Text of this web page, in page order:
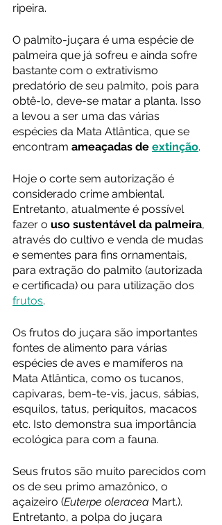
ripeira.
O palmito-juçara é uma espécie de
palmeira que já sofreu e ainda sofre
bastante com o extrativismo
predatório de seu palmito, pois para
obtê-lo, deve-se matar a planta. Isso
a levou a ser uma das várias
espécies da Mata Atlântica, que se
encontram ameaçadas de extinção.
Hoje o corte sem autorização é
considerado crime ambiental.
Entretanto, atualmente é possível
fazer o uso sustentável da palmeira,
através do cultivo e venda de mudas
e sementes para fins ornamentais,
para extração do palmito (autorizada
e certificada) ou para utilização dos
frutos.
Os frutos do juçara são importantes
fontes de alimento para várias
espécies de aves e mamíferos na
Mata Atlântica, como os tucanos,
capivaras, bem-te-vis, jacus, sábias,
esquilos, tatus, periquitos, macacos
etc. Isto demonstra sua importância
ecológica para com a fauna.
Seus frutos são muito parecidos com
os de seu primo amazônico, o
açaizeiro (Euterpe oleracea Mart.).
Entretanto, a polpa do juçara